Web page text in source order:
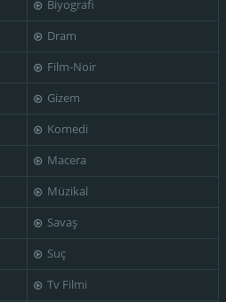
Biyografi
Dram
Film-Noir
Gizem
Komedi
Macera
Müzikal
Savaş
Suç
Tv Filmi